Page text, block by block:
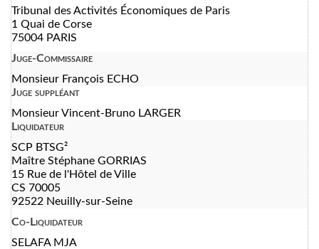
Tribunal des Activités Économiques de Paris
1 Quai de Corse
75004 PARIS
Juge-Commissaire
Monsieur François ECHO
Juge suppléant
Monsieur Vincent-Bruno LARGER
Liquidateur
SCP BTSG²
Maître Stéphane GORRIAS
15 Rue de l'Hôtel de Ville
CS 70005
92522 Neuilly-sur-Seine
Co-Liquidateur
SELAFA MJA